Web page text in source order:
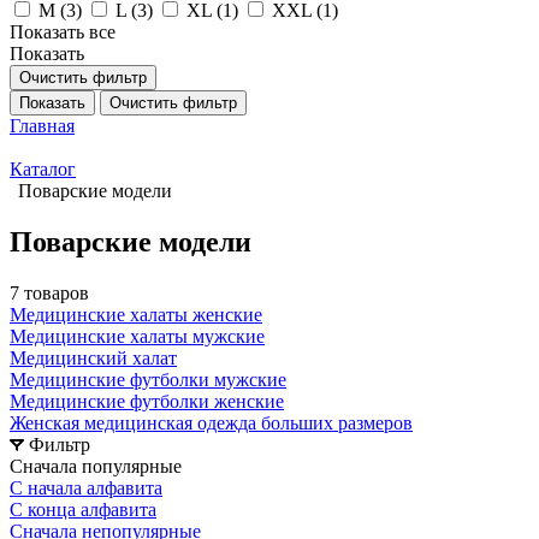
M (3) L (3) XL (1) XXL (1)
Показать все
Показать
Очистить фильтр
Показать
Очистить фильтр
Главная
Каталог
Поварские модели
Поварские модели
7 товаров
Медицинские халаты женские
Медицинские халаты мужские
Медицинский халат
Медицинские футболки мужские
Медицинские футболки женские
Женская медицинская одежда больших размеров
Фильтр
Сначала популярные
С начала алфавита
С конца алфавита
Сначала непопулярные